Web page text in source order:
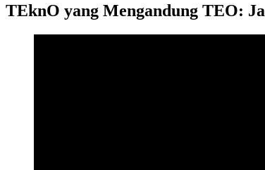
TEknO yang Mengandung TEO: